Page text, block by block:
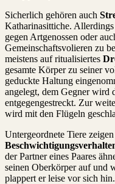
Sicherlich gehören auch
Katharinasittiche.
gegen Artgenossen oder
Gemeinschaftsvolieren zu
meistens auf ritualisiertes
gesamte Körper zu seiner
geduckte Haltung
angelegt, dem Gegner wird
entgegengestreckt. Zur
wird mit den Flügeln
Untergeordnete Tiere
der Partner eines Paares
seinen Oberkörper auf und
plappert er leise vor sich hin.